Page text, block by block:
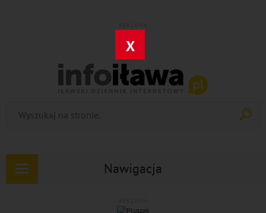
X
Nawigacja
Rozwiń